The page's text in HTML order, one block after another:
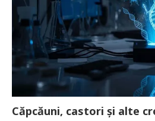
Căpcăuni, castori și alte